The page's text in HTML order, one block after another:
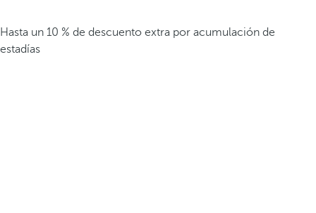
Hasta un 10 % de descuento extra por acumulación de
estadías